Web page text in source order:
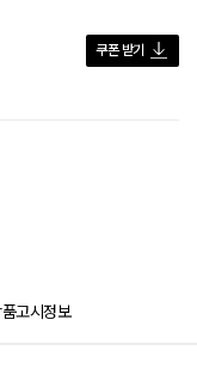
쿠폰 받기
고시정보